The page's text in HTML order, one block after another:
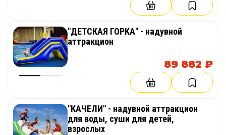
веселых стартов, эстафет
"ДЕТСКАЯ ГОРКА" - надувной
аттракцион
89 882 ₽
"КАЧЕЛИ" - надувной аттракцион
для воды, суши для детей,
взрослых